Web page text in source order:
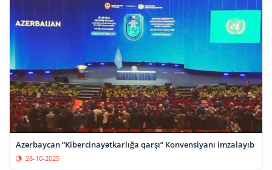
Azərbaycan “Kibercinayətkarlığa qarşı” Konvensiyanı imzalayıb
28-10-2025